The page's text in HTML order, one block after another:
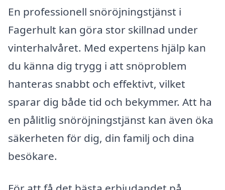
En professionell snöröjningstjänst i
Fagerhult kan göra stor skillnad under
vinterhalvåret. Med expertens hjälp kan
du känna dig trygg i att snöproblem
hanteras snabbt och effektivt, vilket
sparar dig både tid och bekymmer. Att ha
en pålitlig snöröjningstjänst kan även öka
säkerheten för dig, din familj och dina
besökare.